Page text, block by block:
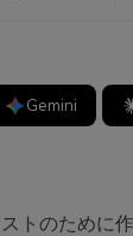
Gemini
トのために